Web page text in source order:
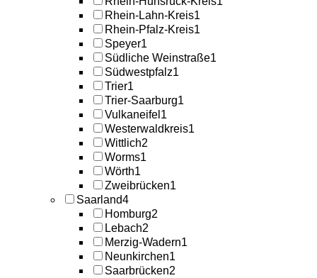
Rhein-Lahn-Kreis1
Rhein-Pfalz-Kreis1
Speyer1
Südliche Weinstraße1
Südwestpfalz1
Trier1
Trier-Saarburg1
Vulkaneifel 1
Westerwaldkreis1
Wittlich2
Worms1
Wörth1
Zweibrücken1
Saarland4
Homburg2
Lebach2
Merzig-Wadern1
Neunkirchen1
Saarbrücken2